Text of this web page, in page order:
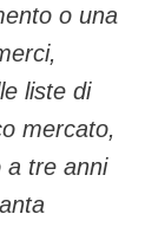
o una
liste di
mercato,
a tre anni